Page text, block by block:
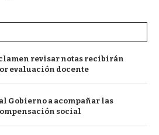
revisar notas recibirán
evaluación docente
Gobierno a acompañar las
social